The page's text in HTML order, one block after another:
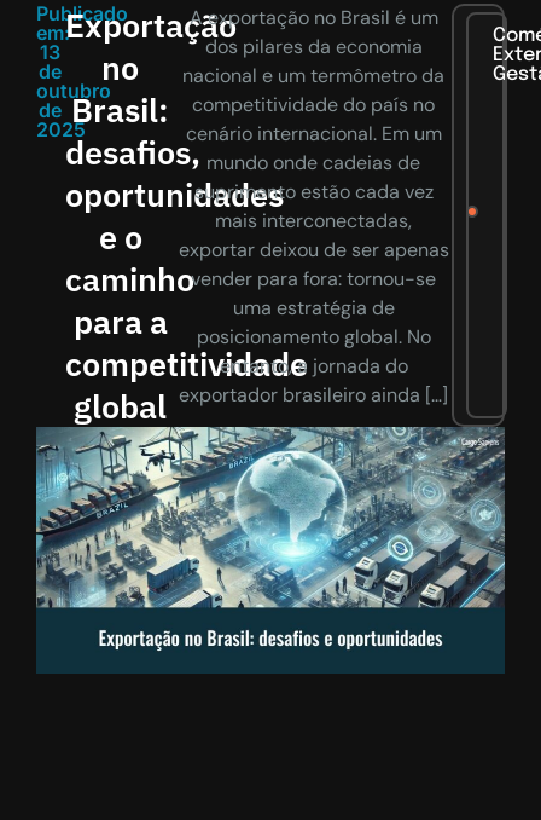
Publicado
em:
13
de
outubro
de
2025
Exportação
no
Brasil:
desafios,
oportunidades
e o
caminho
para a
competitividade
global
A exportação no Brasil é um
dos pilares da economia
nacional e um termômetro da
competitividade do país no
cenário internacional. Em um
mundo onde cadeias de
suprimento estão cada vez
mais interconectadas,
exportar deixou de ser apenas
vender para fora: tornou-se
uma estratégia de
posicionamento global. No
entanto, a jornada do
exportador brasileiro ainda […]